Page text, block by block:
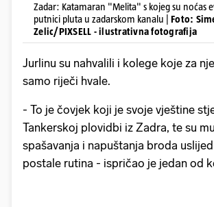
Zadar: Katamaran "Melita" s kojeg su noćas
putnici pluta u zadarskom kanalu | Foto:
Zelic/PIXSELL - ilustrativna fotografija
Jurlinu su nahvalili i kolege koje za
samo riječi hvale.
- To je čovjek koji je svoje vještine
Tankerskoj plovidbi iz Zadra, te su
spašavanja i napuštanja broda
postale rutina - ispričao je jedan od